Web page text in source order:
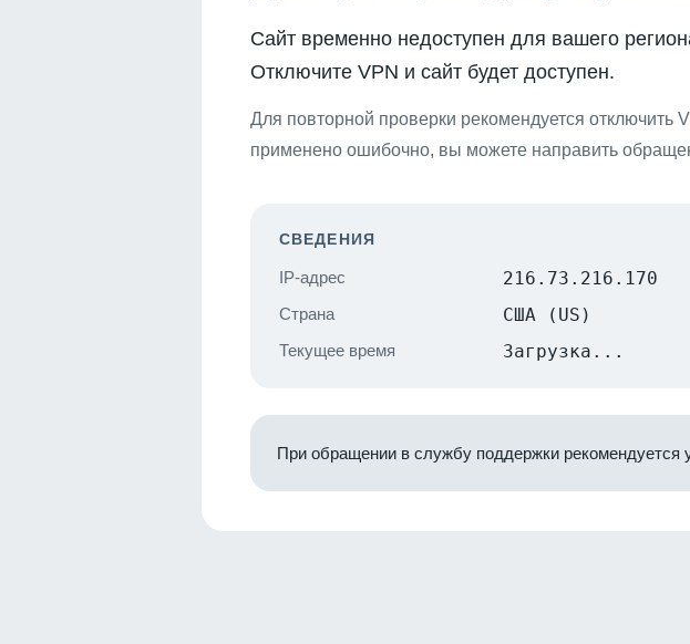
Сайт временно недоступен для вашего
Отключите VPN и сайт будет доступен.
Для повторной проверки рекомендуется отключить
применено ошибочно, вы можете направить
СВЕДЕНИЯ
IP-адрес 216.73.216.170
Страна США (US)
Текущее время Загрузка...
При обращении в службу поддержки рекомендуется